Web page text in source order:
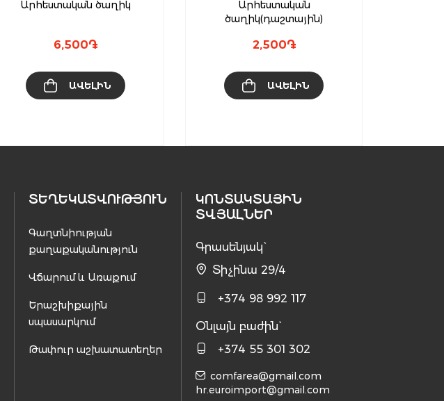
Արհեստական ծաղիկ
6,500֏
ԱՎԵԼԻՆ
Արհեստական
ծաղիկ(դաշտային)
2,500֏
ԱՎԵԼԻՆ
ՏԵՂԵԿԱՏՎՈՒԹՅՈՒՆ
Գաղտնիության
քաղաքականություն
Վճարում և Առաքում
Երաշխիքային
սպասարկում
Թափուր աշխատատեղեր
ԿՈՆՏԱԿՏԱՅԻՆ
ՏՎՅԱԼՆԵՐ
Գրասենյակ`
Տիչինա 29/4
+374 98 992 117
Օնլայն բաժին`
+374 55 301 302
comfarea@gmail.com
hr.euroimport@gmail.com